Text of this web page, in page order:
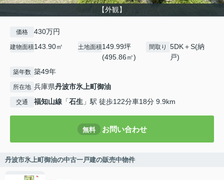
【外観】
価格 430万円
建物面積143.90㎡ 土地面積149.99坪
(495.86㎡)
間取り
5DK＋S(納
戸)
築年数 築49年
所在地 兵庫県丹波市氷上町御油
交通 福知山線 「石生 」駅 徒歩122分車18分 9.9km
無料 お問い合わせ
丹波市氷上町御油の中古一戸建の販売中物件